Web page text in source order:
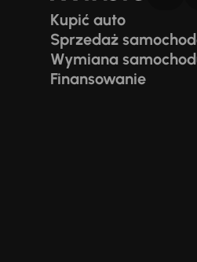
Kupić auto
Sprzedaż
Wymiana
Finansowanie